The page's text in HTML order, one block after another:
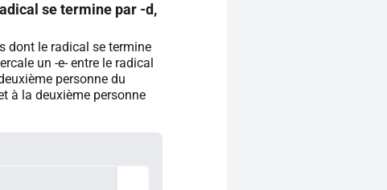
se termine par -d,
dont le radical se termine
un -e- entre le radical
personne du
à la deuxième personne